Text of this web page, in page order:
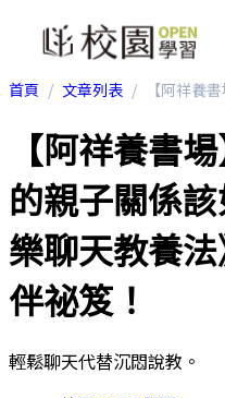
首頁 文章列表
【阿祥養書
的親子關係
樂聊天教養
伴祕笈！
輕鬆聊天代替沉悶說教。